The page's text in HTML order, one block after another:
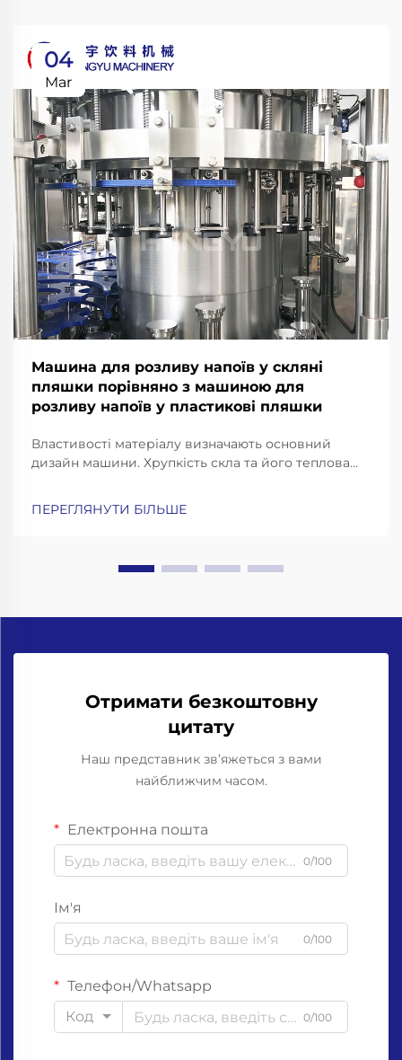
04
Mar
Машина для розливу напоїв у скляні
пляшки порівняно з машиною для
розливу напоїв у пластикові пляшки
Властивості матеріалу визначають основний
дизайн машини. Хрупкість скла та його теплова
амортизацією ударів та прецизійні захоплювачі
ПЕРЕГЛЯНУТИ БІЛЬШЕ
Отримати безкоштовну
цитату
Наш представник зв’яжеться з вами
найближчим часом.
Електронна пошта
0/100
Ім'я
0/100
Телефон/Whatsapp
Код
0/100